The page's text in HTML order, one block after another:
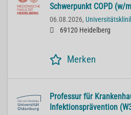
Schwerpunkt COPD (w/
06.08.2026,
69120 Heidelberg
Merken
Professur für
Infektionsprävention